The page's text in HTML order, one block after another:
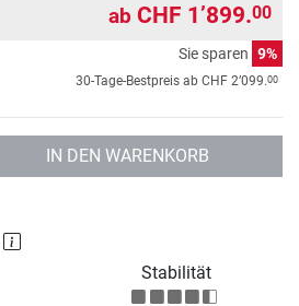
ab CHF 1’899.00
Sie sparen 9%
30-Tage-Bestpreis ab CHF 2’099.00
IN DEN WARENKORB
Stabilität